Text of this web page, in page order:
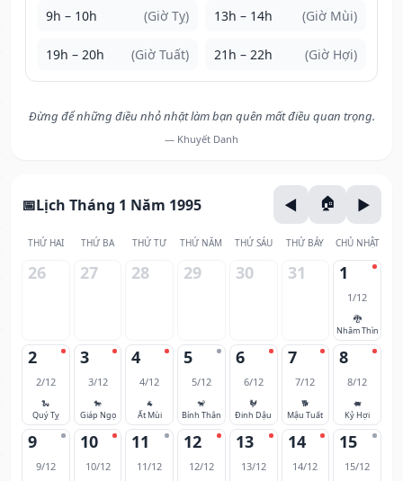
9h – 10h (Giờ Tỵ) 13h – 14h (Giờ Mùi)
19h – 20h (Giờ Tuất) 21h – 22h (Giờ Hợi)
Đừng để những điều nhỏ nhặt làm bạn quên mất điều quan trọng.
— Khuyết Danh
Lịch Tháng 1 Năm 1995
THỨ HAI THỨ BA THỨ TƯ THỨ NĂM THỨ SÁU THỨ BẢY CHỦ NHẬT
26 27 28 29 30 31 1
1/12
🐉
Nhâm Thìn
2
2/12
🐍
Quý Tỵ
3
3/12
🐎
Giáp Ngọ
4
4/12
🐐
Ất Mùi
5
5/12
🐒
Bính Thân
6
6/12
🐓
Đinh Dậu
7
7/12
🐕
Mậu Tuất
8
8/12
🐖
Kỷ Hợi
9
9/12
10
10/12
11
11/12
12
12/12
13
13/12
14
14/12
15
15/12